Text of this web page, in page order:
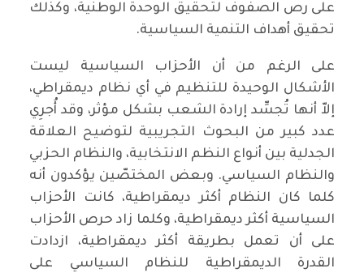
على رص الصفوف لتحقيق الوحدة الوطنية، وكذلك
تحقيق أهداف التنمية السياسية.
على الرغم من أن الأحزاب السياسية ليست
الأشكال الوحيدة للتنظيم في أي نظام ديمقراطي،
إلاّ أنها تُجسِّد إرادة الشعب بشكل مؤثر، وقد أُجرِي
عدد كبير من البحوث التجريبية لتوضيح العلاقة
الجدلية بين أنواع النظم الانتخابية، والنظام الحزبي
والنظام السياسي. وبعض المختصّين يؤكدون أنه
كلما كان النظام أكثر ديمقراطية، كانت الأحزاب
السياسية أكثر ديمقراطية، وكلما زاد حرص الأحزاب
على أن تعمل بطريقة أكثر ديمقراطية، ازدادت
القدرة الديمقراطية للنظام السياسي على